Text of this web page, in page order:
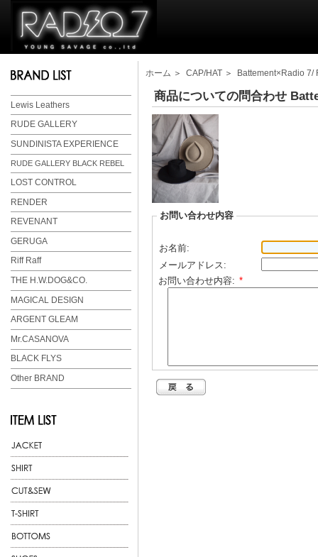
Lewis Leathers
RUDE GALLERY
SUNDINISTA EXPERIENCE
RUDE GALLERY BLACK REBEL
LOST CONTROL
RENDER
REVENANT
GERUGA
Riff Raff
THE H.W.DOG&CO.
MAGICAL DESIGN
ARGENT GLEAM
Mr.CASANOVA
BLACK FLYS
Other BRAND
ホーム ＞ CAP/HAT ＞ Battement×Radio 7/
商品についての問合わせ
お問い合わせ内容
お名前:
メールアドレス:
お問い合わせ内容: *